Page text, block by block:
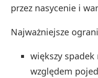
przez nasycenie i
Najważniejsze
większy spadek
względem